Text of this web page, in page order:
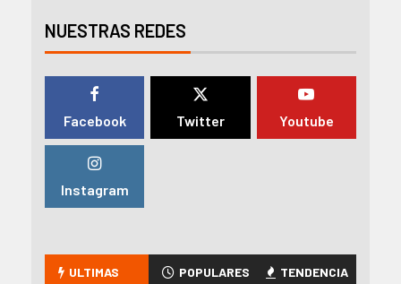
NUESTRAS REDES
Facebook Twitter Youtube
Instagram
ULTIMAS POPULARES TENDENCIA